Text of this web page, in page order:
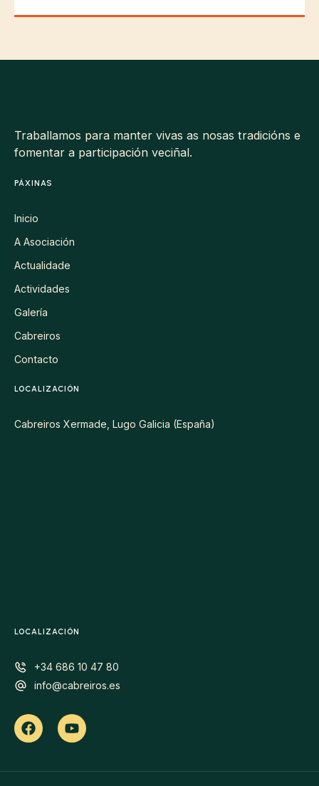
Traballamos para manter vivas as nosas tradicións e
fomentar a participación veciñal.
PÁXINAS
Inicio
A Asociación
Actualidade
Actividades
Galería
Cabreiros
Contacto
LOCALIZACIÓN
Cabreiros Xermade, Lugo Galicia (España)
LOCALIZACIÓN
+34 686 10 47 80
info@cabreiros.es